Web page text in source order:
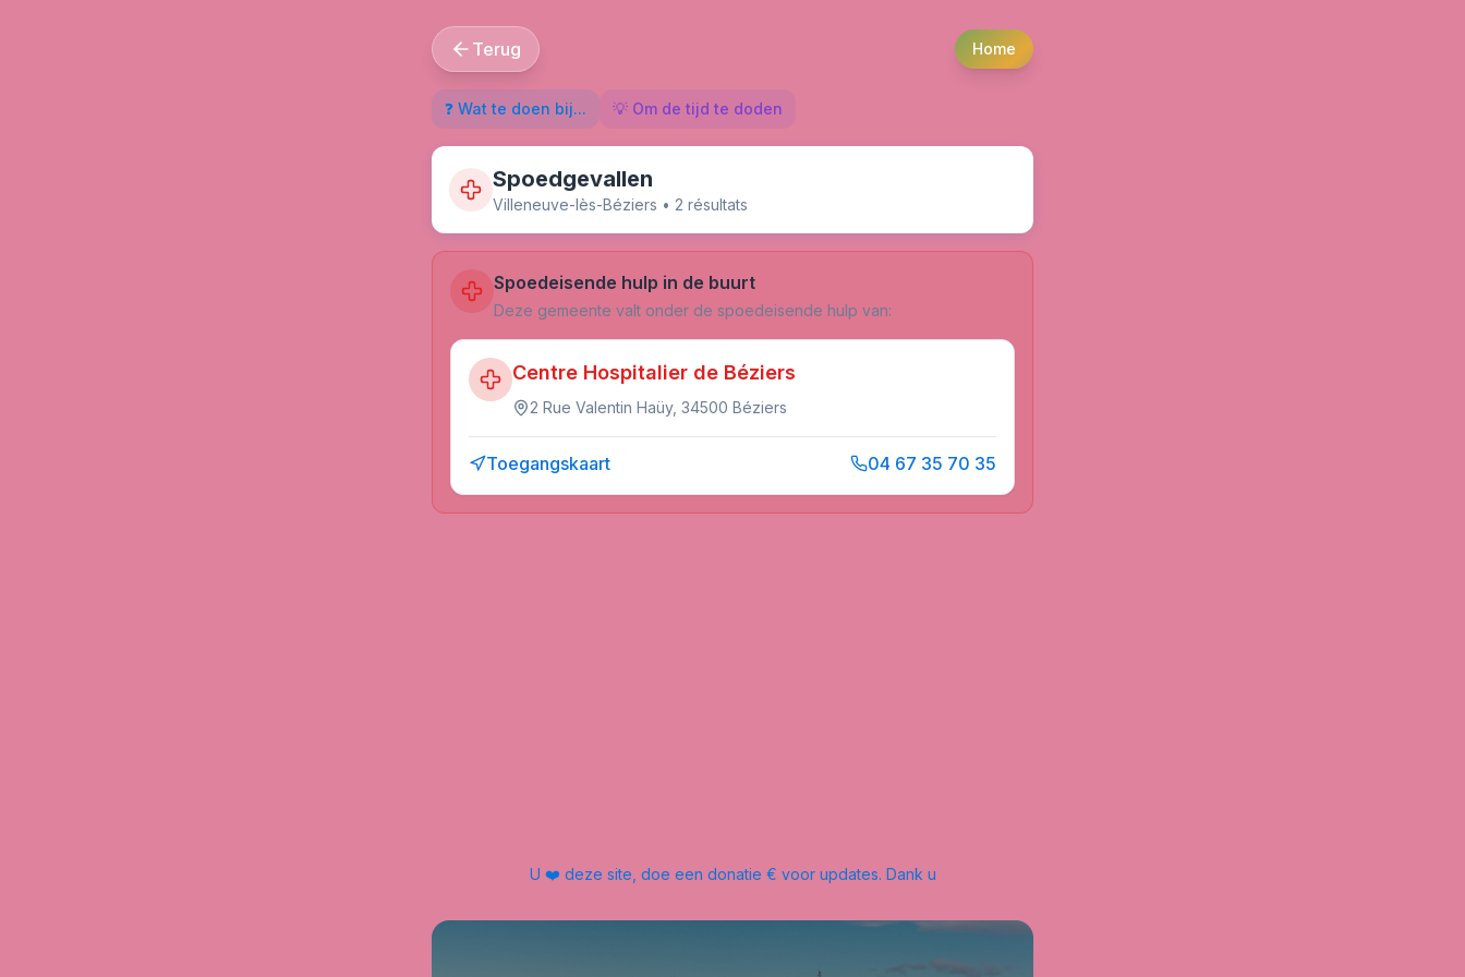
Terug Home
❓ Wat te doen bij... 💡 Om de tijd te doden
Spoedgevallen
Villeneuve-lès-Béziers • 2 résultats
Spoedeisende hulp in de buurt
Deze gemeente valt onder de spoedeisende hulp van:
Centre Hospitalier de Béziers
2 Rue Valentin Haüy, 34500 Béziers
Toegangskaart 04 67 35 70 35
U ❤️ deze site, doe een donatie € voor updates. Dank u